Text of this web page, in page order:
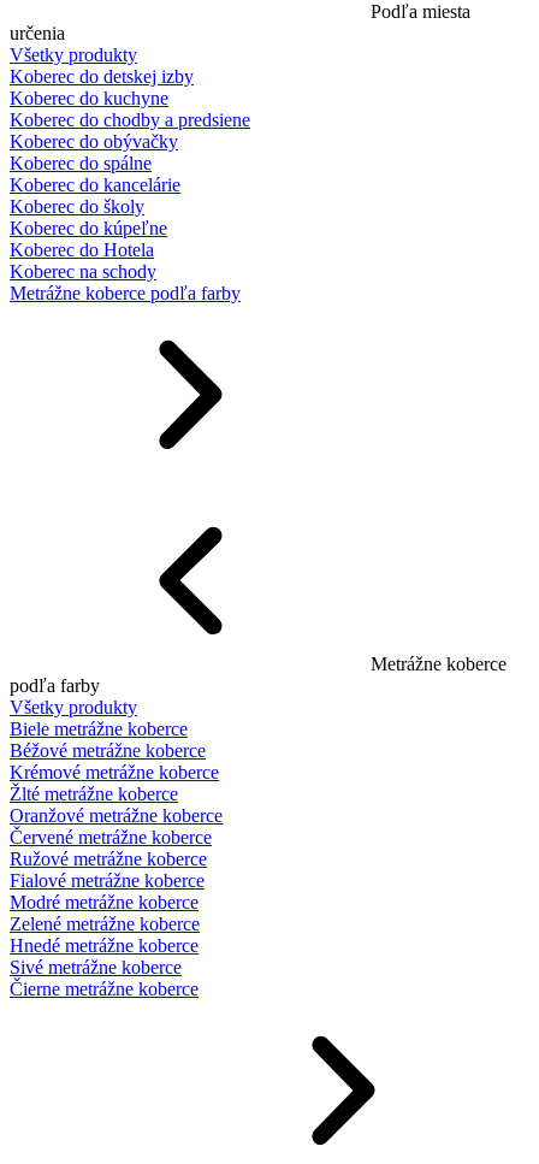
Podľa miesta
určenia
Všetky produkty
Koberec do detskej izby
Koberec do kuchyne
Koberec do chodby a predsiene
Koberec do obývačky
Koberec do spálne
Koberec do kancelárie
Koberec do školy
Koberec do kúpeľne
Koberec do Hotela
Koberec na schody
Metrážne koberce podľa farby
Metrážne koberce
podľa farby
Všetky produkty
Biele metrážne koberce
Béžové metrážne koberce
Krémové metrážne koberce
Žlté metrážne koberce
Oranžové metrážne koberce
Červené metrážne koberce
Ružové metrážne koberce
Fialové metrážne koberce
Modré metrážne koberce
Zelené metrážne koberce
Hnedé metrážne koberce
Sivé metrážne koberce
Čierne metrážne koberce